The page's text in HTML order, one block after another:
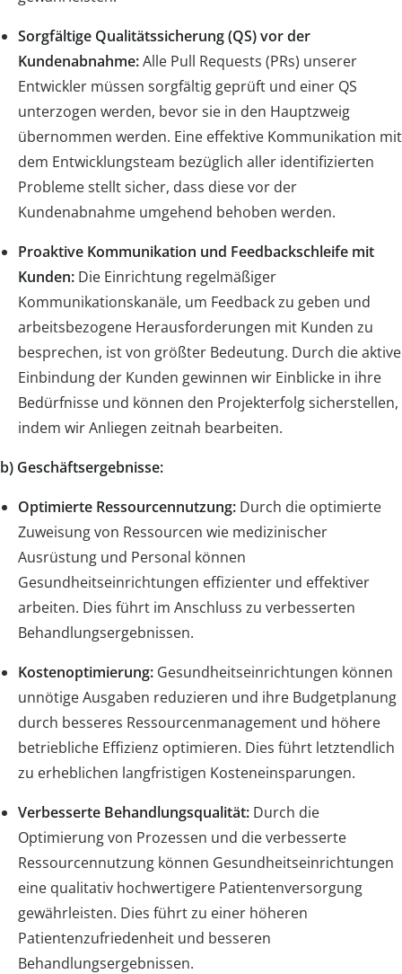
Sorgfältige Qualitätssicherung (QS) vor der
Kundenabnahme:Alle Pull Requests (PRs) unserer
Entwickler müssen sorgfältig geprüft und einer QS
unterzogen werden, bevor sie in den Hauptzweig
übernommen werden. Eine effektive Kommunikation mit
dem Entwicklungsteam bezüglich aller identifizierten
Probleme stellt sicher, dass diese vor der
Kundenabnahme umgehend behoben werden.
Proaktive Kommunikation und Feedbackschleife mit
Kunden: Die Einrichtung regelmäßiger
Kommunikationskanäle, um Feedback zu geben und
arbeitsbezogene Herausforderungen mit Kunden zu
besprechen, ist von größter Bedeutung. Durch die aktive
Einbindung der Kunden gewinnen wir Einblicke in ihre
Bedürfnisse und können den Projekterfolg sicherstellen,
indem wir Anliegen zeitnah bearbeiten.
b) Geschäftsergebnisse:
Optimierte Ressourcennutzung: Durch die optimierte
Zuweisung von Ressourcen wie medizinischer
Ausrüstung und Personal können
Gesundheitseinrichtungen effizienter und effektiver
arbeiten. Dies führt im Anschluss zu verbesserten
Behandlungsergebnissen.
Kostenoptimierung: Gesundheitseinrichtungen können
unnötige Ausgaben reduzieren und ihre Budgetplanung
durch besseres Ressourcenmanagement und höhere
betriebliche Effizienz optimieren. Dies führt letztendlich
zu erheblichen langfristigen Kosteneinsparungen.
Verbesserte Behandlungsqualität: Durch die
Optimierung von Prozessen und die verbesserte
Ressourcennutzung können Gesundheitseinrichtungen
eine qualitativ hochwertigere Patientenversorgung
gewährleisten. Dies führt zu einer höheren
Patientenzufriedenheit und besseren
Behandlungsergebnissen.